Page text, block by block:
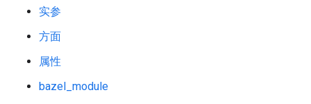
实参
方面
属性
bazel_module